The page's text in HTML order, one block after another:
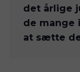
det årlige
de mange
at sætte